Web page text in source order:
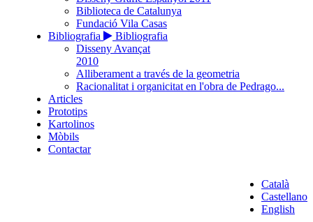
Biblioteca de Catalunya
Fundació Vila Casas
Bibliografia
Bibliografia
Disseny Avançat
2010
Alliberament a través de la geometria
Racionalitat i organicitat en l'obra de Pedrago...
Articles
Prototips
Kartolinos
Mòbils
Contactar
Català
Castellano
English